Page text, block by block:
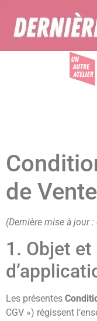
de Vente
(Dernière mise à jour
1. Objet
Les présentes
CGV ») régissent